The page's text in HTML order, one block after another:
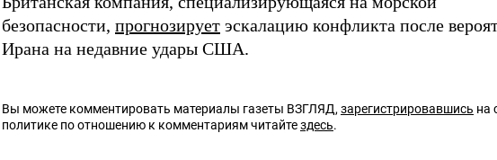
безопасности, прогнозирует эскалацию конфликта после
Ирана на недавние удары США.
Вы можете комментировать материалы газеты ВЗГЛЯД, зарегистрировавшись на
политике по отношению к комментариям читайтездесь.